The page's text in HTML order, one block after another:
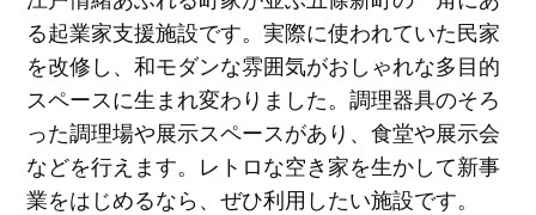
る起業家支援施設です。実際に使われていた民家
を改修し、和モダンな雰囲気がおしゃれな多目的
スペースに生まれ変わりました。調理器具のそろ
った調理場や展示スペースがあり、食堂や展示会
などを行えます。レトロな空き家を生かして新事
業をはじめるなら、ぜひ利用したい施設です。